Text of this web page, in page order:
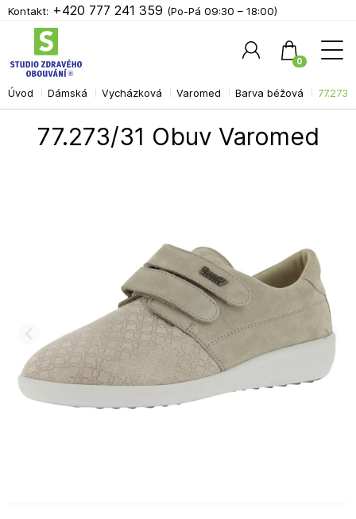
Úvod Dámská Vycházková Varomed Barva béžová
77.273/31 Obuv Varomed
Kontakt: +420 777 241 359 (Po-Pá 09:30 – 18:00)
0